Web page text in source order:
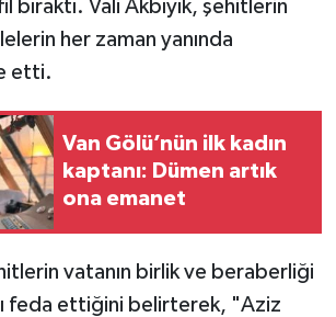
bıraktı. Vali Akbıyık, şehitlerin
her zaman yanında
etti.
Van Gölü’nün ilk kadın
kaptanı: Dümen artık
ona emanet
vatanın birlik ve beraberliği
feda ettiğini belirterek, "Aziz